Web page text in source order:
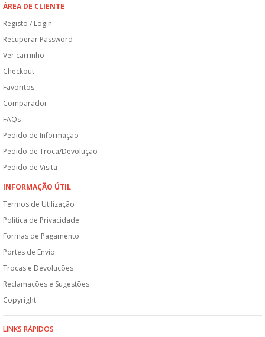
ÁREA DE CLIENTE
Registo / Login
Recuperar Password
Ver carrinho
Checkout
Favoritos
Comparador
FAQs
Pedido de Informação
Pedido de Troca/Devolução
Pedido de Visita
INFORMAÇÃO ÚTIL
Termos de Utilização
Politica de Privacidade
Formas de Pagamento
Portes de Envio
Trocas e Devoluções
Reclamações e Sugestões
Copyright
LINKS RÁPIDOS